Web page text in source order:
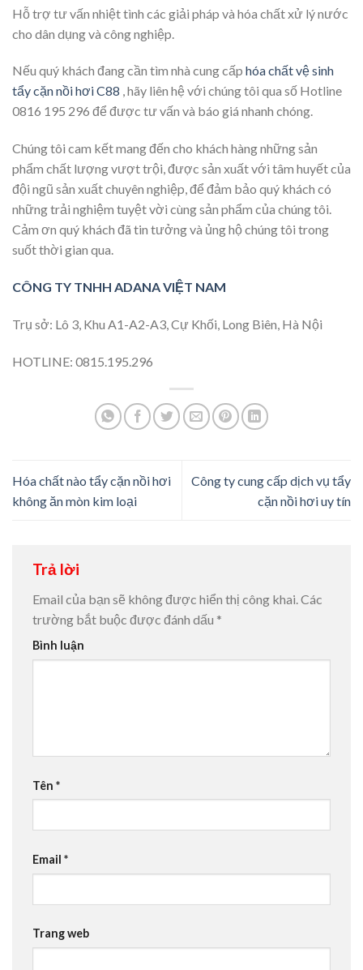
Hỗ trợ tư vấn nhiệt tình các giải pháp và hóa chất xử lý nước
cho dân dụng và công nghiệp.
Nếu quý khách đang cần tìm nhà cung cấp hóa chất vệ sinh
tẩy cặn nồi hơi C88 , hãy liên hệ với chúng tôi qua số Hotline
0816 195 296 để được tư vấn và báo giá nhanh chóng.
Chúng tôi cam kết mang đến cho khách hàng những sản
phẩm chất lượng vượt trội, được sản xuất với tâm huyết của
đội ngũ sản xuất chuyên nghiệp, để đảm bảo quý khách có
những trải nghiệm tuyệt vời cùng sản phẩm của chúng tôi.
Cảm ơn quý khách đã tin tưởng và ủng hộ chúng tôi trong
suốt thời gian qua.
CÔNG TY TNHH ADANA VIỆT NAM
Trụ sở: Lô 3, Khu A1-A2-A3, Cự Khối, Long Biên, Hà Nội
HOTLINE: 0815.195.296
Hóa chất nào tẩy cặn nồi hơi
không ăn mòn kim loại
Công ty cung cấp dịch vụ tẩy
cặn nồi hơi uy tín
Trả lời
Email của bạn sẽ không được hiển thị công khai.Các
trường bắt buộc được đánh dấu *
Bình luận
Tên *
Email *
Trang web